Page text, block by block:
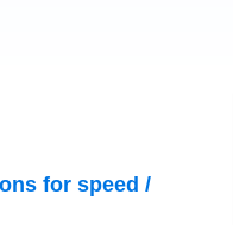
for speed /